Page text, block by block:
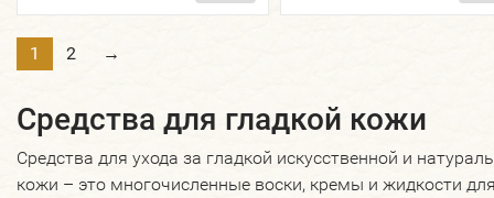
1 2 →
Средства для гладкой кожи
Средства для ухода за гладкой искусственной и
кожи – это многочисленные воски, кремы и жидкости